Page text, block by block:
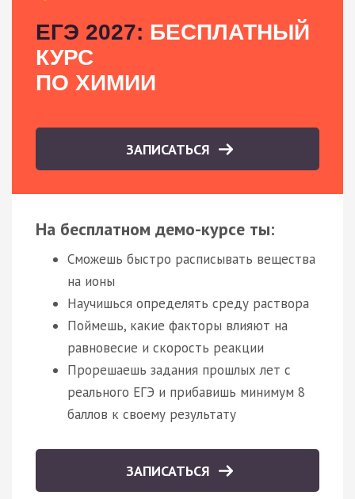
ЕГЭ 2027: БЕСПЛАТНЫЙ
КУРС
ПО ХИМИИ
ЗАПИСАТЬСЯ
На бесплатном демо-курсе ты:
Сможешь быстро расписывать вещества
на ионы
Научишься определять среду раствора
Поймешь, какие факторы влияют на
равновесие и скорость реакции
Прорешаешь задания прошлых лет с
реального ЕГЭ и прибавишь минимум 8
баллов к своему результату
ЗАПИСАТЬСЯ